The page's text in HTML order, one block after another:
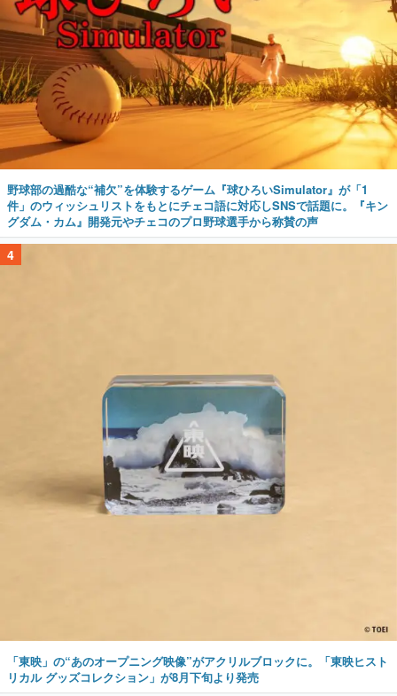
野球部の過酷な“補欠”を体験するゲーム『球ひろいSimulator』が「1
件」のウィッシュリストをもとにチェコ語に対応しSNSで話題に。『キン
グダム・カム』開発元やチェコのプロ野球選手から称賛の声
4
「東映」の“あのオープニング映像”がアクリルブロックに。「東映ヒスト
リカル グッズコレクション」が8月下旬より発売